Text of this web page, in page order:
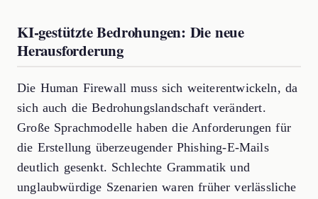
KI-gestützte Bedrohungen: Die neue
Herausforderung
Die Human Firewall muss sich weiterentwickeln, da
sich auch die Bedrohungslandschaft verändert.
Große Sprachmodelle haben die Anforderungen für
die Erstellung überzeugender Phishing-E-Mails
deutlich gesenkt. Schlechte Grammatik und
unglaubwürdige Szenarien waren früher verlässliche